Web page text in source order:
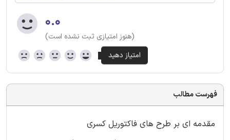
۰.۰
(هنوز امتیازی ثبت نشده است)
فهرست مطالب
مقدمه ای بر طرح های فاکتوریل کسری